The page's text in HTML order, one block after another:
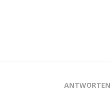
ANTWORTEN